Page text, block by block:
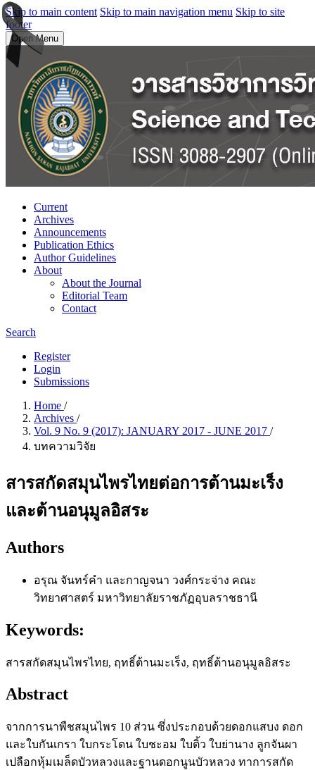
Skip to main content Skip to main navigation menu Skip to site
footer
Open Menu
Current
Archives
Announcements
Publication Ethics
Author Guidelines
About
About the Journal
Editorial Team
Contact
Search
Register
Login
Submissions
Home /
Archives /
Vol. 9 No. 9 (2017): JANUARY 2017 - JUNE 2017 /
บทความวิจัย
สารสกัดสมุนไพรไทยต่อการต้านมะเร็ง
และต้านอนุมูลอิสระ
Authors
อรุณ จันทร์คำ และกาญจนา วงศ์กระจ่าง คณะ
วิทยาศาสตร์ มหาวิทยาลัยราชภัฏอุบลราชธานี
Keywords:
สารสกัดสมุนไพรไทย, ฤทธิ์ต้านมะเร็ง, ฤทธิ์ต้านอนุมูลอิสระ
Abstract
จากการนาพืชสมุนไพร 10 ส่วน ซึ่งประกอบด้วยดอกแสบง ดอก
และใบกันเกรา ใบกระโดน ใบชะอม ใบติ้ว ใบย่านาง ลูกจันผา
เปลือกหุ้มเมล็ดบัวหลวงและฐานดอกนูนบัวหลวง ทาการสกัด